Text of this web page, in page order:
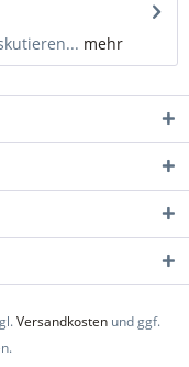
mehr
Versandkosten und ggf.